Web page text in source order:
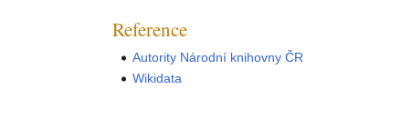
Reference
Autority Národní knihovny ČR
Wikidata